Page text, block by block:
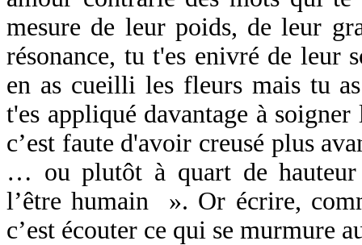
mesure de leur poids, de leur
résonance, tu t'es enivré de leur
en as cueilli les fleurs mais tu
t'es appliqué davantage à
c’est faute d'avoir creusé plus
… ou plutôt à quart de hauteur
l’être humain ». Or écrire,
c’est écouter ce qui se murmure